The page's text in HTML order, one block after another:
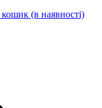
(в наявності)